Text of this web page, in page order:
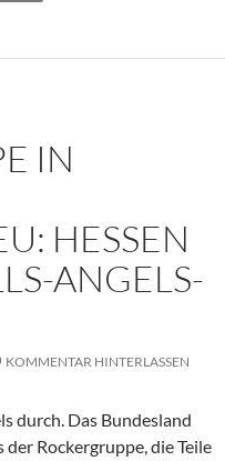
IN
HESSEN
ANGELS-
KOMMENTAR HINTERLASSEN
durch. Das Bundesland
Rockergruppe, die Teile